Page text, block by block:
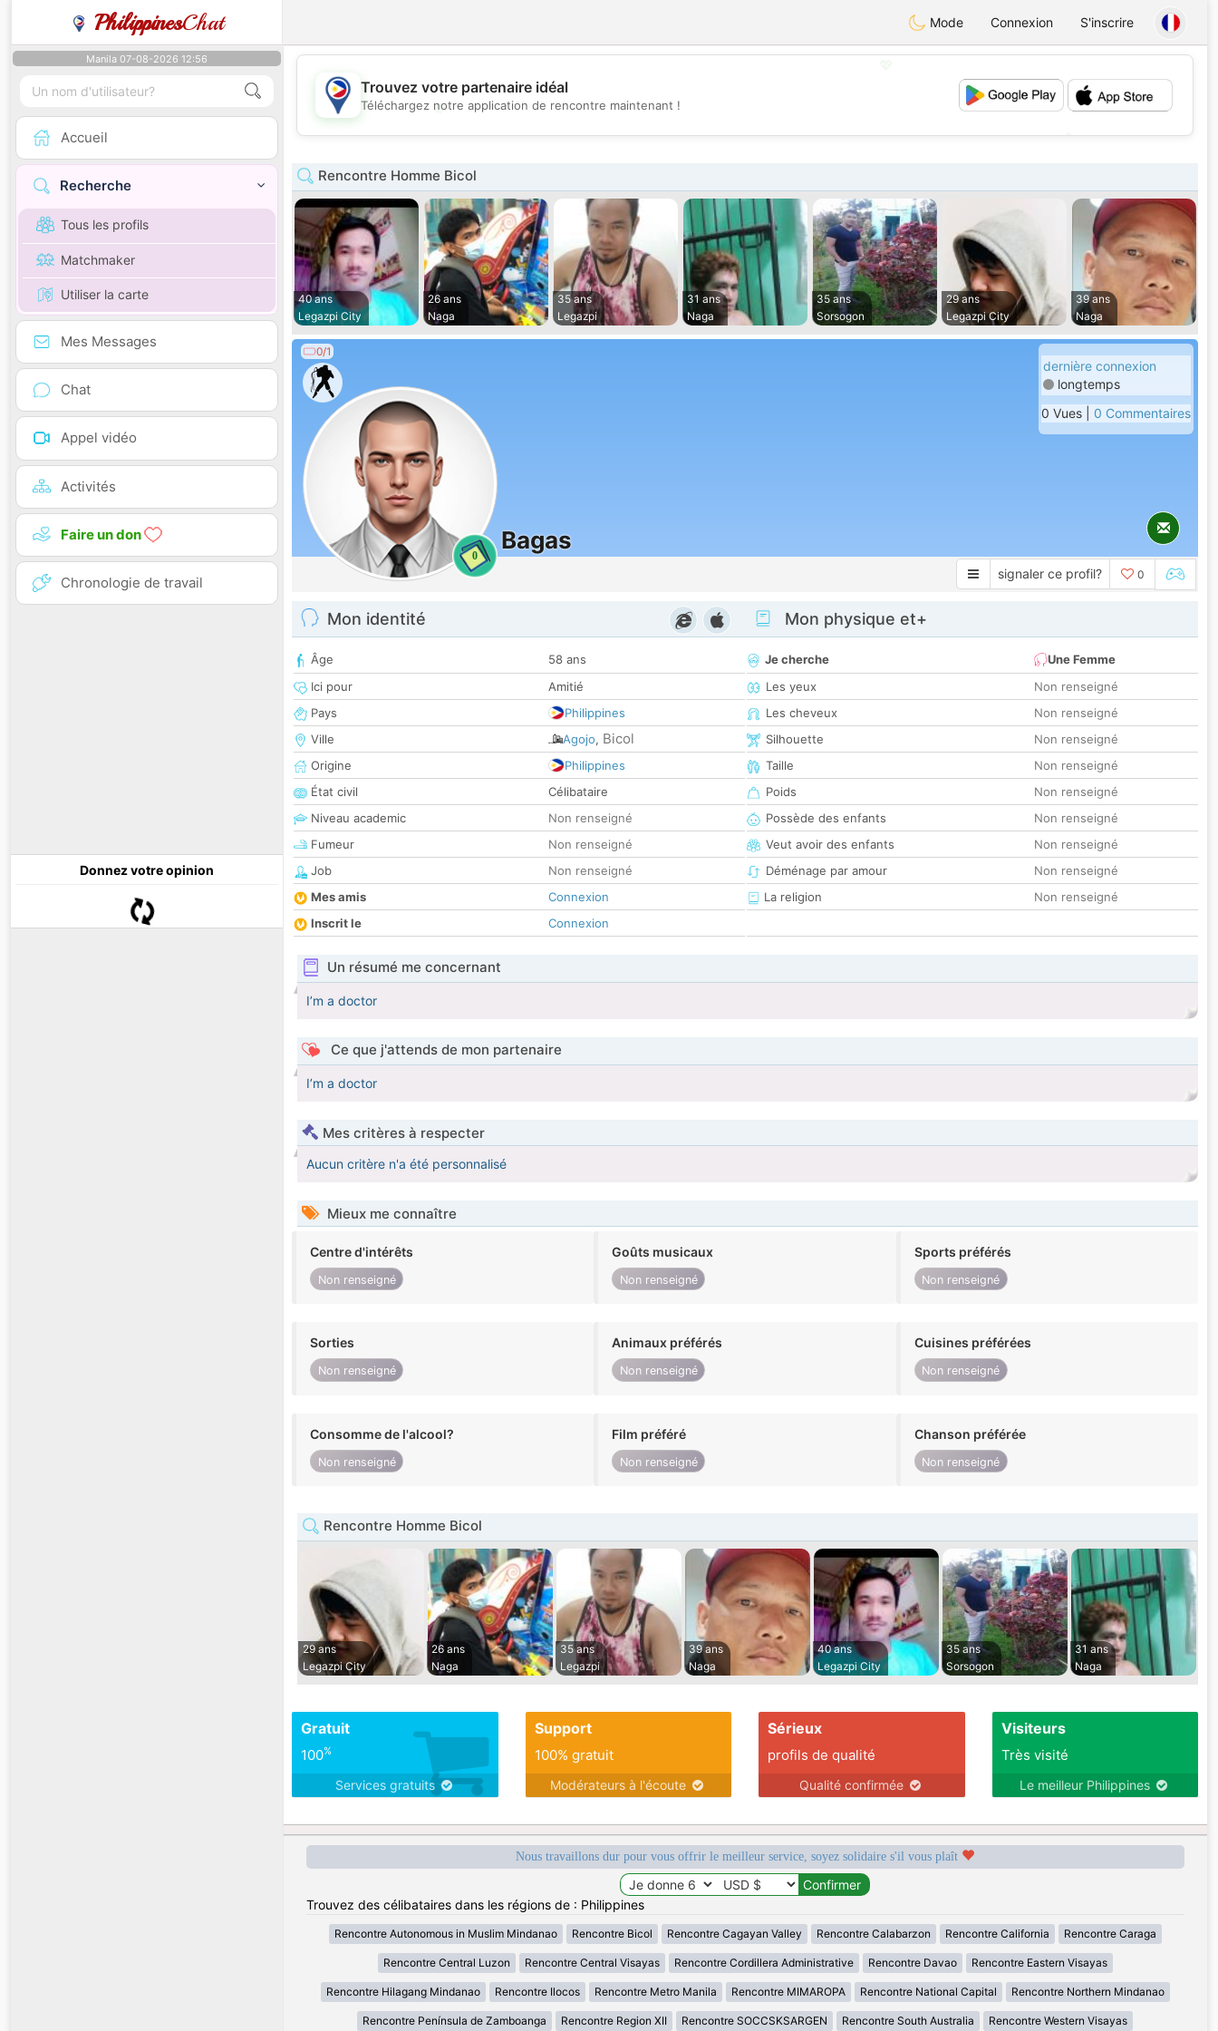
PhilippinesChat Mode Connexion S'inscrire
Manila 07-08-2026 12:56
Accueil
Recherche
Tous les profils
Matchmaker
Utiliser la carte
Mes Messages
Chat
Appel vidéo
Activités
Faire un don
Chronologie de travail
Donnez votre opinion
💕
Trouvez votre partenaire idéal
Téléchargez notre application de rencontre maintenant !
Rencontre Homme Bicol
40 ans
Legazpi City
26 ans
Naga
35 ans
Legazpi
31 ans
Naga
35 ans
Sorsogon
29 ans
Legazpi City
39 ans
Naga
0/1
0
Bagas
dernière connexion
longtemps
0 Vues | 0 Commentaires
signaler ce profil? 0
Mon identité
Âge
58 ans
Ici pour
Amitié
Pays
Philippines
Ville
Agojo, Bicol
Origine
Philippines
État civil
Célibataire
Niveau academic
Non renseigné
Fumeur
Non renseigné
Job
Non renseigné
Mes amis
Connexion
Inscrit le
Connexion
Mon physique et+
Je cherche
Une Femme
Les yeux
Non renseigné
Les cheveux
Non renseigné
Silhouette
Non renseigné
Taille
Non renseigné
Poids
Non renseigné
Possède des enfants
Non renseigné
Veut avoir des enfants
Non renseigné
Déménage par amour
Non renseigné
La religion
Non renseigné
Un résumé me concernant
I’m a doctor
Ce que j'attends de mon partenaire
I’m a doctor
Mes critères à respecter
Aucun critère n'a été personnalisé
Mieux me connaître
Centre d'intérêts
Non renseigné
Goûts musicaux
Non renseigné
Sports préférés
Non renseigné
Sorties
Non renseigné
Animaux préférés
Non renseigné
Cuisines préférées
Non renseigné
Consomme de l'alcool?
Non renseigné
Film préféré
Non renseigné
Chanson préférée
Non renseigné
Rencontre Homme Bicol
29 ans
Legazpi City
26 ans
Naga
35 ans
Legazpi
39 ans
Naga
40 ans
Legazpi City
35 ans
Sorsogon
31 ans
Naga
Gratuit
100%
Services gratuits
Support
100% gratuit
Modérateurs à l'écoute
Sérieux
profils de qualité
Qualité confirmée
Visiteurs
Très visité
Le meilleur Philippines
Nous travaillons dur pour vous offrir le meilleur service, soyez solidaire s'il vous plaît
Trouvez des célibataires dans les régions de : Philippines
Rencontre Autonomous in Muslim Mindanao Rencontre Bicol Rencontre Cagayan Valley Rencontre Calabarzon Rencontre California Rencontre Caraga
Rencontre Central Luzon Rencontre Central Visayas Rencontre Cordillera Administrative Rencontre Davao Rencontre Eastern Visayas
Rencontre Hilagang Mindanao Rencontre Ilocos Rencontre Metro Manila Rencontre MIMAROPA Rencontre National Capital Rencontre Northern Mindanao
Rencontre Península de Zamboanga Rencontre Region XII Rencontre SOCCSKSARGEN Rencontre South Australia Rencontre Western Visayas